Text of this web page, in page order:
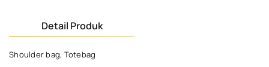
Detail Produk
Shoulder bag, Totebag